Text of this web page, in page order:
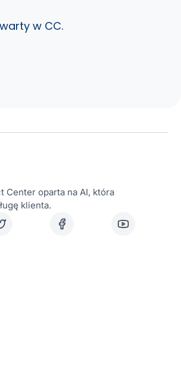
w CC.
Center oparta na AI, która
klienta.